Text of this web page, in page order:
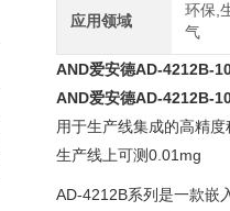
应用领域
环保,
气
AND爱安德AD-4212B-
AND爱安德AD-4212B-
用于生产线集成的高精
生产线上可测0.01mg
AD-4212B系列是一款嵌